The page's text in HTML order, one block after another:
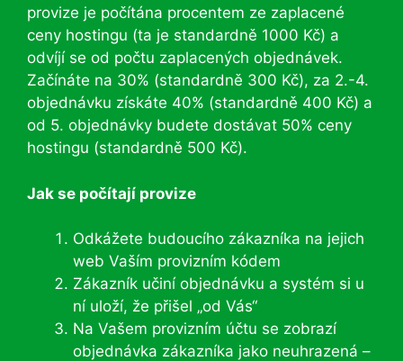
provize je počítána procentem ze zaplacené
ceny hostingu (ta je standardně 1000 Kč) a
odvíjí se od počtu zaplacených objednávek.
Začínáte na 30% (standardně 300 Kč), za 2.-4.
objednávku získáte 40% (standardně 400 Kč) a
od 5. objednávky budete dostávat 50% ceny
hostingu (standardně 500 Kč).
Jak se počítají provize
Odkážete budoucího zákazníka na jejich
web Vaším provizním kódem
Zákazník učiní objednávku a systém si u
ní uloží, že přišel „od Vás“
Na Vašem provizním účtu se zobrazí
objednávka zákazníka jako neuhrazená –